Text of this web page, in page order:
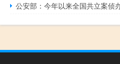
公安部：今年以来全国共立案侦